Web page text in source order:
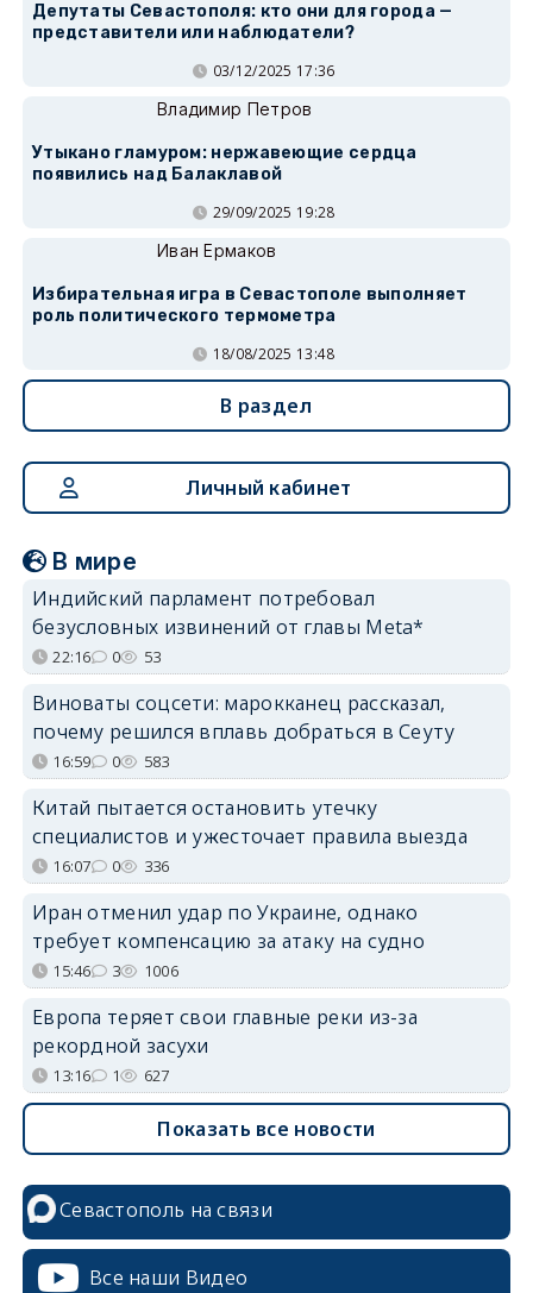
Депутаты Севастополя: кто они для города —
представители или наблюдатели?
03/12/2025 17:36
Владимир Петров
Утыкано гламуром: нержавеющие сердца
появились над Балаклавой
29/09/2025 19:28
Иван Ермаков
Избирательная игра в Севастополе выполняет
роль политического термометра
18/08/2025 13:48
В раздел
Личный кабинет
В мире
Индийский парламент потребовал
безусловных извинений от главы Meta*
22:16 0 53
Виноваты соцсети: марокканец рассказал,
почему решился вплавь добраться в Сеуту
16:59 0 583
Китай пытается остановить утечку
специалистов и ужесточает правила выезда
16:07 0 336
Иран отменил удар по Украине, однако
требует компенсацию за атаку на судно
15:46 3 1006
Европа теряет свои главные реки из-за
рекордной засухи
13:16 1 627
Показать все новости
Севастополь на связи
Все наши Видео